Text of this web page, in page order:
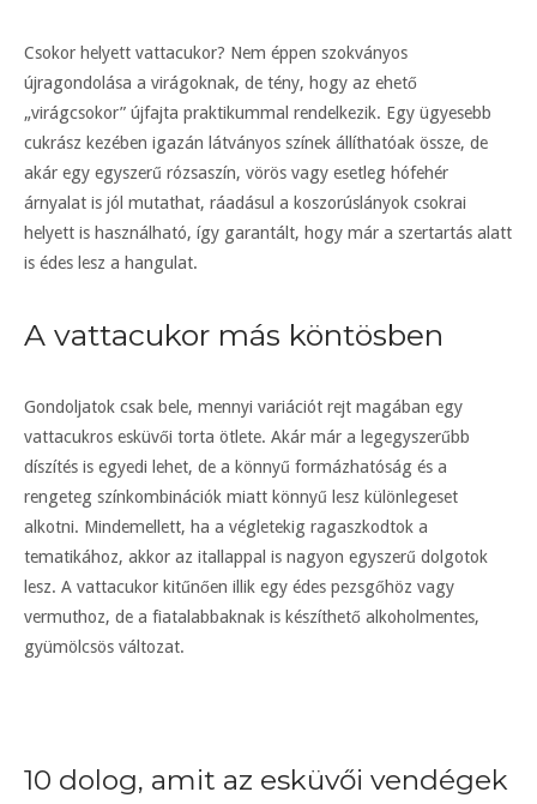
Csokor helyett vattacukor? Nem éppen szokványos
újragondolása a virágoknak, de tény, hogy az ehető
„virágcsokor” újfajta praktikummal rendelkezik. Egy ügyesebb
cukrász kezében igazán látványos színek állíthatóak össze, de
akár egy egyszerű rózsaszín, vörös vagy esetleg hófehér
árnyalat is jól mutathat, ráadásul a koszorúslányok csokrai
helyett is használható, így garantált, hogy már a szertartás alatt
is édes lesz a hangulat.
A vattacukor más köntösben
Gondoljatok csak bele, mennyi variációt rejt magában egy
vattacukros esküvői torta ötlete. Akár már a legegyszerűbb
díszítés is egyedi lehet, de a könnyű formázhatóság és a
rengeteg színkombinációk miatt könnyű lesz különlegeset
alkotni. Mindemellett, ha a végletekig ragaszkodtok a
tematikához, akkor az itallappal is nagyon egyszerű dolgotok
lesz. A vattacukor kitűnően illik egy édes pezsgőhöz vagy
vermuthoz, de a fiatalabbaknak is készíthető alkoholmentes,
gyümölcsös változat.
10 dolog, amit az esküvői vendégek